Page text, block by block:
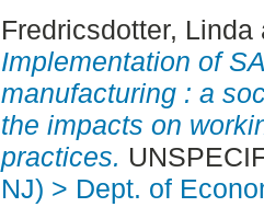
Fredricsdotter, Linda
Implementation of
manufacturing : a
the impacts on
practices.
NJ) > Dept. of